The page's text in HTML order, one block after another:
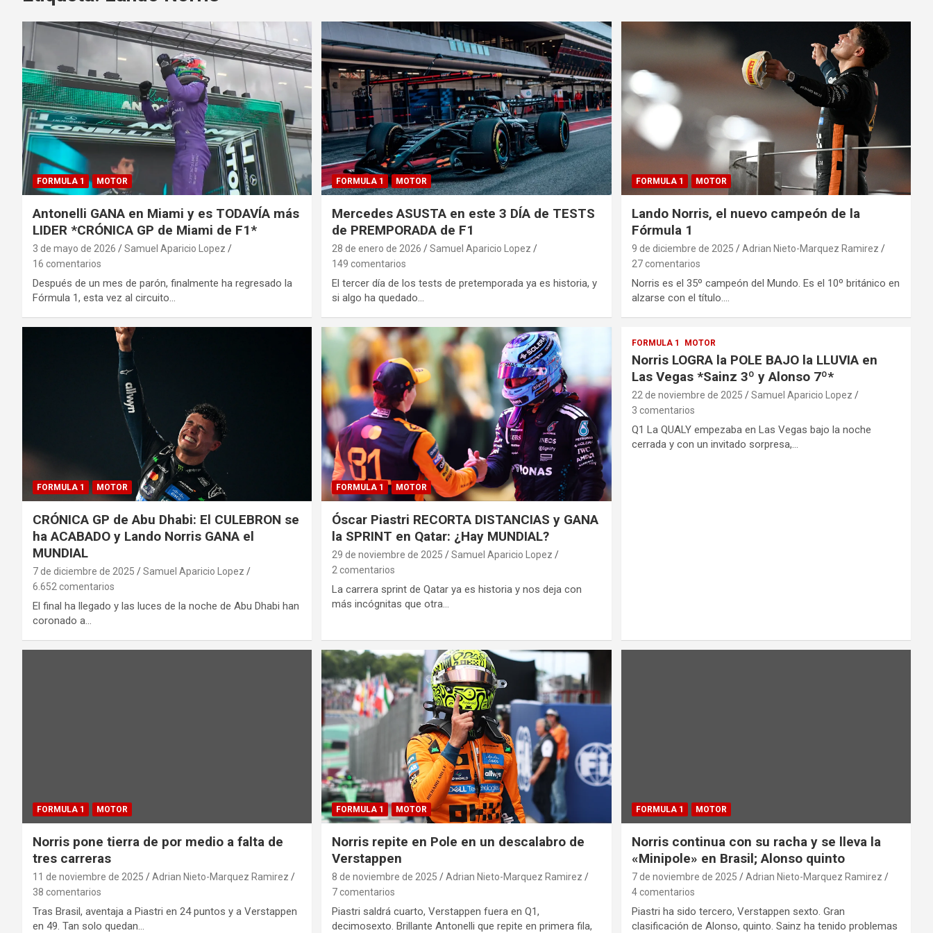
FORMULA 1 MOTOR
Antonelli GANA en Miami y es TODAVÍA más
LIDER *CRÓNICA GP de Miami de F1*
3 de mayo de 2026
Samuel Aparicio Lopez
16 comentarios
Después de un mes de parón, finalmente ha regresado la
Fórmula 1, esta vez al circuito…
FORMULA 1 MOTOR
Mercedes ASUSTA en este 3 DÍA de TESTS
de PREMPORADA de F1
28 de enero de 2026
Samuel Aparicio Lopez
149 comentarios
El tercer día de los tests de pretemporada ya es historia, y
si algo ha quedado…
FORMULA 1 MOTOR
Lando Norris, el nuevo campeón de la
Fórmula 1
9 de diciembre de 2025
Adrian Nieto-Marquez Ramirez
27 comentarios
Norris es el 35º campeón del Mundo. Es el 10º británico en
alzarse con el título.…
FORMULA 1 MOTOR
CRÓNICA GP de Abu Dhabi: El CULEBRON se
ha ACABADO y Lando Norris GANA el
MUNDIAL
7 de diciembre de 2025
Samuel Aparicio Lopez
6.652 comentarios
El final ha llegado y las luces de la noche de Abu Dhabi han
coronado a…
FORMULA 1 MOTOR
Óscar Piastri RECORTA DISTANCIAS y GANA
la SPRINT en Qatar: ¿Hay MUNDIAL?
29 de noviembre de 2025
Samuel Aparicio Lopez
2 comentarios
La carrera sprint de Qatar ya es historia y nos deja con
más incógnitas que otra…
FORMULA 1 MOTOR
Norris LOGRA la POLE BAJO la LLUVIA en
Las Vegas *Sainz 3º y Alonso 7º*
22 de noviembre de 2025
Samuel Aparicio Lopez
3 comentarios
Q1 La QUALY empezaba en Las Vegas bajo la noche
cerrada y con un invitado sorpresa,…
FORMULA 1 MOTOR
Norris pone tierra de por medio a falta de
tres carreras
11 de noviembre de 2025
Adrian Nieto-Marquez Ramirez
38 comentarios
Tras Brasil, aventaja a Piastri en 24 puntos y a Verstappen
en 49. Tan solo quedan…
FORMULA 1 MOTOR
Norris repite en Pole en un descalabro de
Verstappen
8 de noviembre de 2025
Adrian Nieto-Marquez Ramirez
7 comentarios
Piastri saldrá cuarto, Verstappen fuera en Q1,
decimosexto. Brillante Antonelli que repite en primera fila,
FORMULA 1 MOTOR
Norris continua con su racha y se lleva la
«Minipole» en Brasil; Alonso quinto
7 de noviembre de 2025
Adrian Nieto-Marquez Ramirez
4 comentarios
Piastri ha sido tercero, Verstappen sexto. Gran
clasificación de Alonso, quinto. Sainz ha tenido problemas